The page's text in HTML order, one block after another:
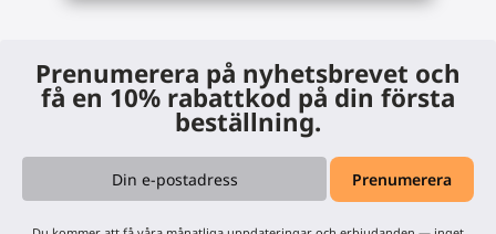
Prenumerera på nyhetsbrevet och
få en 10% rabattkod på din första
beställning.